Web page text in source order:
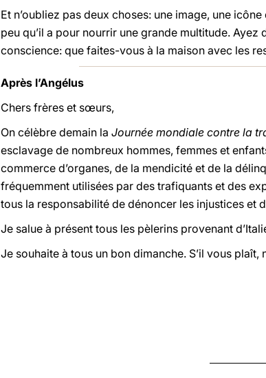
Et n’oubliez pas deux choses: une image, une
peu qu’il a pour nourrir une grande multitude.
conscience: que faites-vous à la maison avec les
Après l’Angélus
Chers frères et sœurs,
On célèbre demain la Journée mondiale contre la
esclavage de nombreux hommes, femmes et
commerce d’organes, de la mendicité et de la
fréquemment utilisées par des trafiquants et des
tous la responsabilité de dénoncer les injustices et
Je salue à présent tous les pèlerins provenant
Je souhaite à tous un bon dimanche. S’il vous